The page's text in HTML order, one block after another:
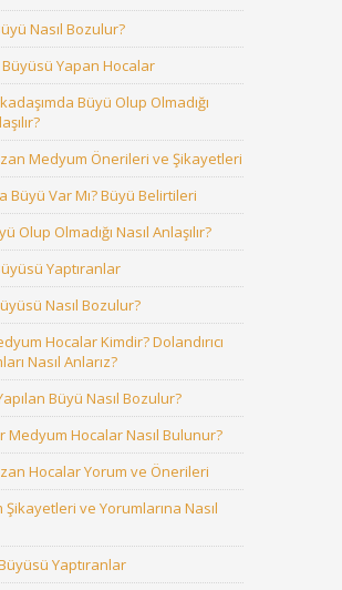
Nasıl Bozulur?
Büyüsü Yapan Hocalar
Büyü Olup Olmadığı
Medyum Önerileri ve Şikayetleri
Büyü Var Mı? Büyü Belirtileri
Olup Olmadığı Nasıl Anlaşılır?
Yaptıranlar
Nasıl Bozulur?
Hocalar Kimdir? Dolandırıcı
Nasıl Anlarız?
Büyü Nasıl Bozulur?
Medyum Hocalar Nasıl Bulunur?
Hocalar Yorum ve Önerileri
ve Yorumlarına Nasıl
Yaptıranlar